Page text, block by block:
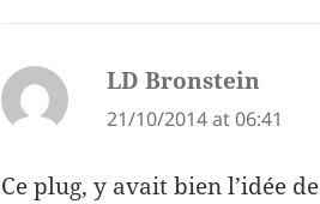
LD Bronstein
21/10/2014 at 06:41
Ce plug, y avait bien l’idée